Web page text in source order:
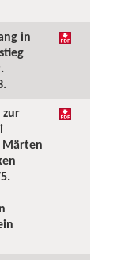
in
zur
Märten